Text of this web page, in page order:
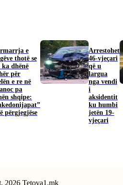
e
thotë se
dhënë
për
e re në
pa
shqipe:
përgjegjëse
Arrestohet
46-vjeçari
që u
largua
nga vendi
i
aksidentit
ku humbi
jetën 19-
vjeçari
2026 Tetova1.mk